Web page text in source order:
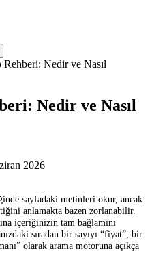
Rehberi: Nedir ve Nasıl
Nedir ve Nasıl
2026
sayfadaki metinleri okur, ancak
anlamakta bazen zorlanabilir.
içeriğinizin tam bağlamını
sıradan bir sayıyı “fiyat”, bir
olarak arama motoruna açıkça